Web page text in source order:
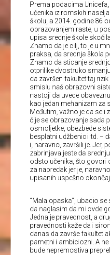
Prema podacima
učenika iz romskih
školu, a 2014. godine 86
obrazovanjem raste, u
upisa srednje škole
Znamo da je cilj, to je u
praksa, da srednja škola
Znamo da sticanje
otprilike dvostruko
da završen fakultet taj
smislu naš obrazovni
nastoji da uvede
kao jedan mehanizam za
Međutim, važno je da se i
čije se obrazovanje sada
osmoljetke, obezbede
besplatni udžbenici itd. –
i, naravno, završili je. Jer,
zabrinjava jeste da
odsto učenika, što
za napredak jer je,
upisanih uspešno
“Mala opaska”, ubacio se
da naglasim da mi ovde
Jedna je pravednost, a
pravednosti kaže da i
danas da završe fakultet
pametni i ambiciozni. A
bude nepremostiva